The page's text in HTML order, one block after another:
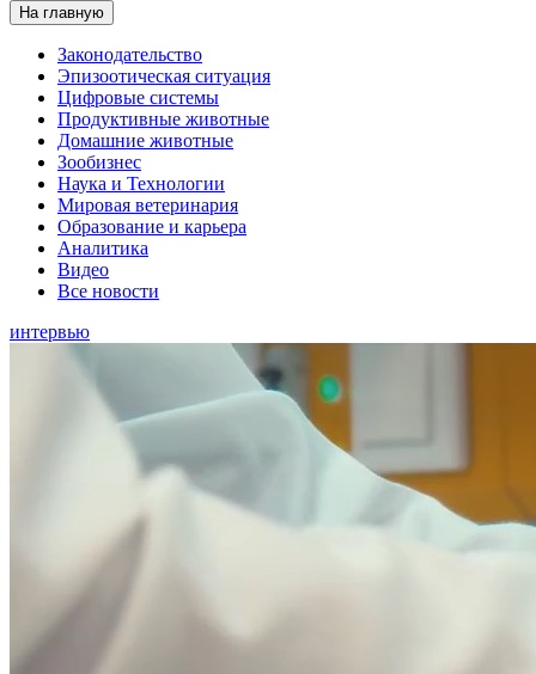
На главную
Законодательство
Эпизоотическая ситуация
Цифровые системы
Продуктивные животные
Домашние животные
Зообизнес
Наука и Технологии
Мировая ветеринария
Образование и карьера
Аналитика
Видео
Все новости
интервью